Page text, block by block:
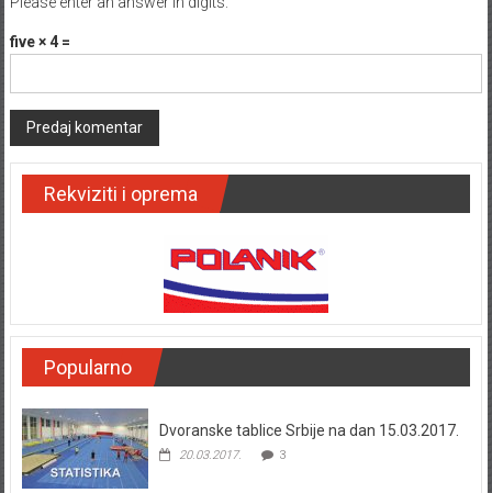
five × 4 =
Rekviziti i oprema
Popularno
Dvoranske tablice Srbije na dan 15.03.2017.
20.03.2017. 3